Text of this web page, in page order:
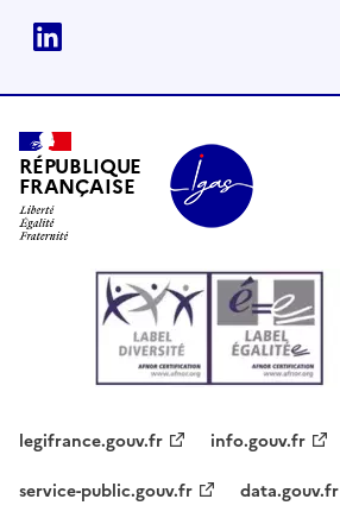
RÉPUBLIQUE
FRANÇAISE
legifrance.gouv.fr
info.gouv.fr
service-public.gouv.fr
data.gouv.fr